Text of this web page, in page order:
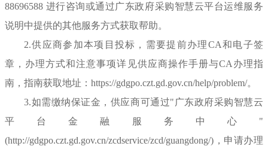
88696588 进行咨询或通过广东政府采购智慧云平台运维服务
说明中提供的其他服务方式获取帮助。
2.供应商参加本项目投标，需要提前办理CA和电子签
章，办理方式和注意事项详见供应商操作手册与CA办理指
南，指南获取地址：https://gdgpo.czt.gd.gov.cn/help/problem/。
3.如需缴纳保证金，供应商可通过"广东政府采购智慧云
平台金融服务中心"
(http://gdgpo.czt.gd.gov.cn/zcdservice/zcd/guangdong/)，申请办理